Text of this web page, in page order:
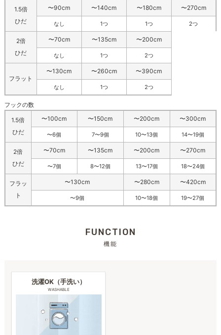
1.5倍
ひだ
〜90cm 〜140cm 〜180cm 〜270cm
なし 1つ 1つ 2つ
2倍
ひだ
〜70cm 〜135cm 〜200cm
なし 1つ 2つ
フラット
〜130cm 〜260cm 〜390cm
なし 1つ 2つ
フックの数
1.5倍
ひだ
〜100cm 〜150cm 〜200cm 〜300cm
〜6個 7〜9個 10〜13個 14〜19個
2倍
ひだ
〜70cm 〜135cm 〜200cm 〜270cm
〜7個 8〜12個 13〜17個 18〜24個
フラッ
ト
〜130cm 〜280cm 〜420cm
〜9個 10〜18個 19〜27個
FUNCTION
機能
洗濯OK（手洗い）
WASHABLE